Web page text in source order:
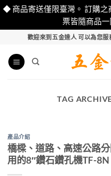
◆ 商品寄送僅限臺灣。 訂購之
票皆隨商品一
content
歡迎來到五金達人 可以為您
TAG
產品介紹
橋樑、道路、高速公路
用的8″鑽石鑽孔機TF-8N